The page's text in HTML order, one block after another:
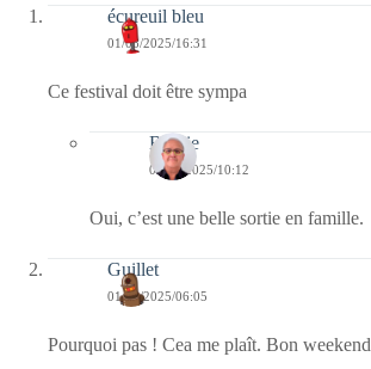
écureuil bleu
01/08/2025/16:31
Ce festival doit être sympa
Bernie
05/08/2025/10:12
Oui, c’est une belle sortie en famille.
Guillet
01/08/2025/06:05
Pourquoi pas ! Cea me plaît. Bon weekend